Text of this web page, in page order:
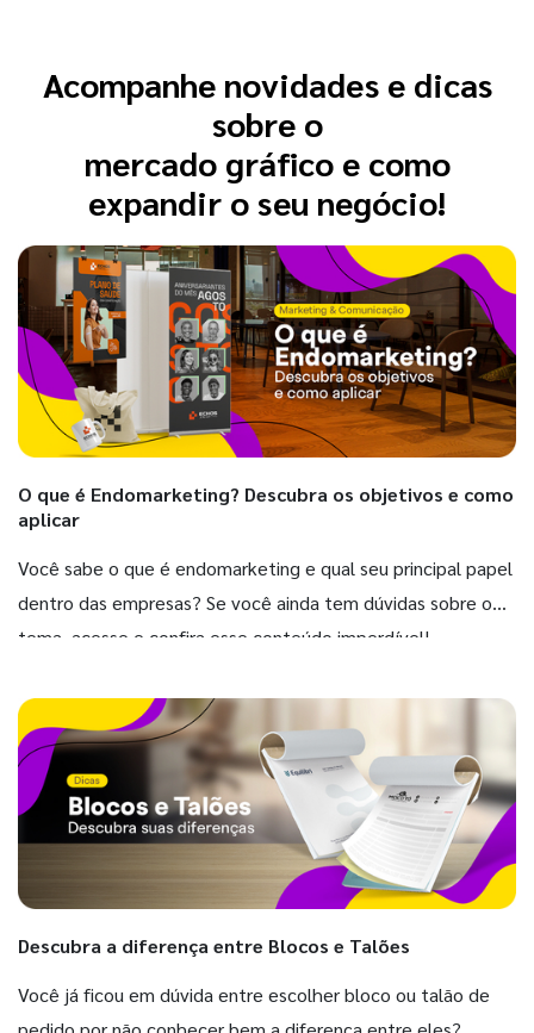
Acompanhe novidades e dicas
sobre o
mercado gráfico e como
expandir o seu negócio!
O que é Endomarketing? Descubra os objetivos e como
aplicar
Você sabe o que é endomarketing e qual seu principal papel
dentro das empresas? Se você ainda tem dúvidas sobre o
tema, acesse e confira esse conteúdo imperdível!
Descubra a diferença entre Blocos e Talões
Você já ficou em dúvida entre escolher bloco ou talão de